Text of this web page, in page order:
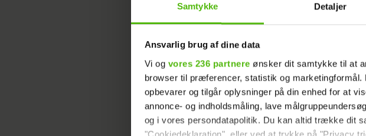
Samtykke Detaljer
Ansvarlig brug af dine data
Vi og vores 236 partnere ønsker dit samtykke til at
browser til præferencer, statistik og
opbevarer og tilgår oplysninger på din enhed for at
annonce- og indholdsmåling, lave
og i vores persondatapolitik. Du kan altid trække dit
Her er finale-landene til Eurovision
Nu bliver
indtager